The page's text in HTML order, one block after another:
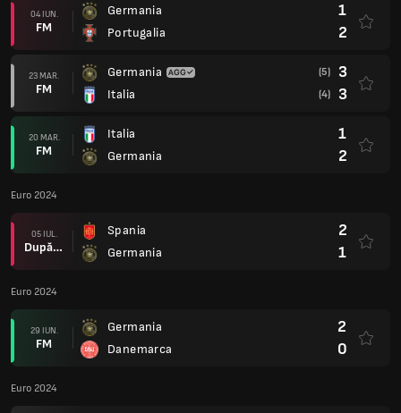
04 IUN.
FM
Germania
Portugalia
1
2
23 MAR.
FM
Germania
Italia
(5) 3
(4) 3
20 MAR.
FM
Italia
Germania
1
2
Euro 2024
05 IUL.
După prel.
Spania
Germania
2
1
Euro 2024
29 IUN.
FM
Germania
Danemarca
2
0
Euro 2024